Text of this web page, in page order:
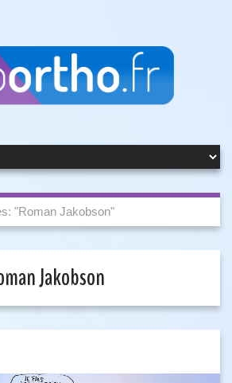
"Roman Jakobson"
Jakobson